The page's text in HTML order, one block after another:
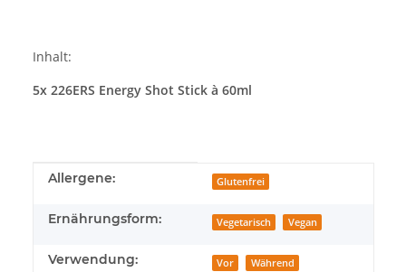
Inhalt:
5x 226ERS Energy Shot Stick à 60ml
Produkteigenschaft
Wert
Allergene: Glutenfrei
Ernährungsform: Vegetarisch Vegan
Verwendung: Vor Während